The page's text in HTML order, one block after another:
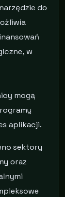
do
w
mogą
aplikacji.
sektory
oraz